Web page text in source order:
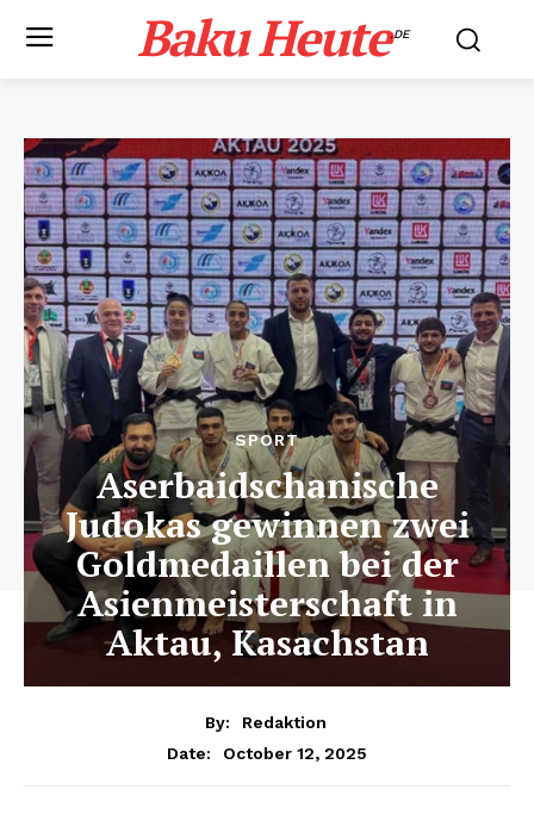
Baku Heute.DE
SPORT
Aserbaidschanische
Judokas gewinnen zwei
Goldmedaillen bei der
Asienmeisterschaft in
Aktau, Kasachstan
By:
Redaktion
Date:
October 12, 2025